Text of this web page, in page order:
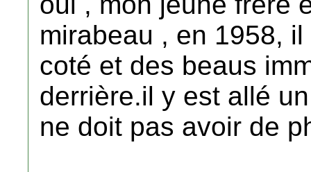
mirabeau , en 1958,
coté et des beaus
derrière.il y est allé
ne doit pas avoir de